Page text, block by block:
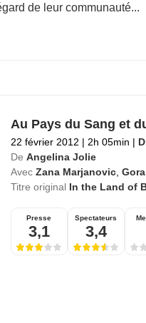
de leur communauté...
Au Pays du Sang et
22 février 2012 | 2h 05min |
De Angelina Jolie
Avec Zana Marjanovic,
Titre original In the Land of
Presse
3,1
Spectateurs
3,4